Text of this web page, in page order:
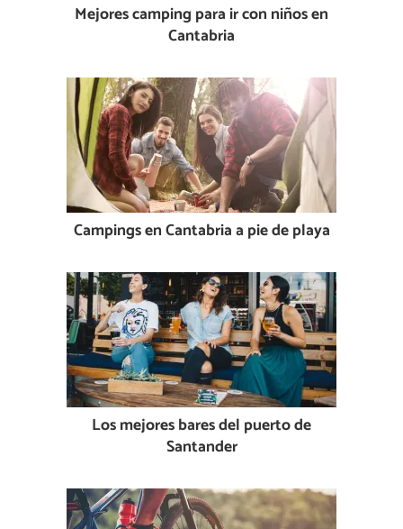
Mejores camping para ir con niños en
Cantabria
Campings en Cantabria a pie de playa
Los mejores bares del puerto de
Santander